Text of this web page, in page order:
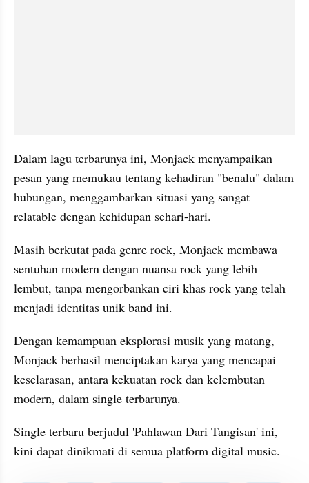
Dalam lagu terbarunya ini, Monjack menyampaikan
pesan yang memukau tentang kehadiran "benalu" dalam
hubungan, menggambarkan situasi yang sangat
relatable dengan kehidupan sehari-hari.
Masih berkutat pada genre rock, Monjack membawa
sentuhan modern dengan nuansa rock yang lebih
lembut, tanpa mengorbankan ciri khas rock yang telah
menjadi identitas unik band ini.
Dengan kemampuan eksplorasi musik yang matang,
Monjack berhasil menciptakan karya yang mencapai
keselarasan, antara kekuatan rock dan kelembutan
modern, dalam single terbarunya.
Single terbaru berjudul 'Pahlawan Dari Tangisan' ini,
kini dapat dinikmati di semua platform digital music.